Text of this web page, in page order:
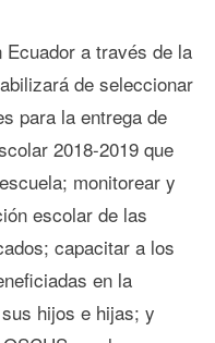
Ecuador a través de la
de seleccionar
para la entrega de
2018-2019 que
monitorear y
escolar de las
capacitar a los
en la
hijos e hijas; y